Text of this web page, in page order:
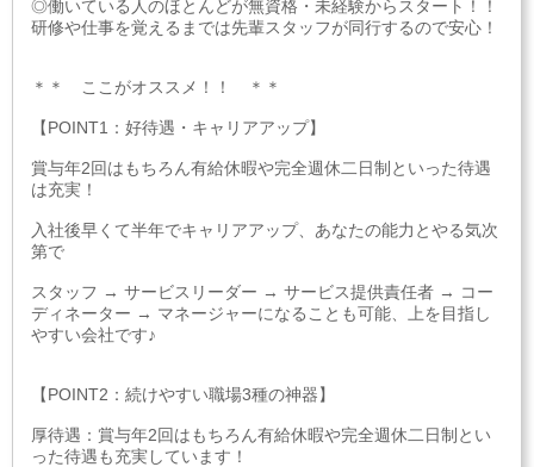
◎働いている人のほとんどが無資格・未経験からスタート！！
研修や仕事を覚えるまでは先輩スタッフが同行するので安心！
＊＊ ここがオススメ！！ ＊＊
【POINT1：好待遇・キャリアアップ】
賞与年2回はもちろん有給休暇や完全週休二日制といった待遇
は充実！
入社後早くて半年でキャリアアップ、あなたの能力とやる気次
第で
スタッフ → サービスリーダー → サービス提供責任者 → コー
ディネーター → マネージャーになることも可能、上を目指し
やすい会社です♪
【POINT2：続けやすい職場3種の神器】
厚待遇：賞与年2回はもちろん有給休暇や完全週休二日制とい
った待遇も充実しています！